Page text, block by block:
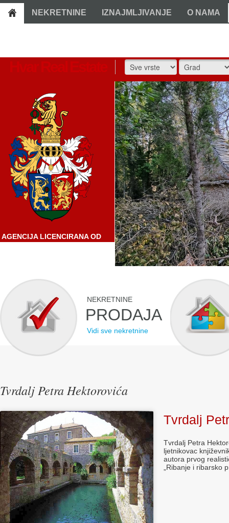
NEKRETNINE IZNAJMLJIVANJE O NAMA
AGENCIJA LICENCIRANA OD
STRANE HRVATSKE
NEKRETNINE
PRODAJA
Vidi sve nekretnine
Tvrdalj Petra Hektorovića
Tvrdalj
Tvrdalj Petra
ljetnikovac
autora prvog
„Ribanje i ribarsko